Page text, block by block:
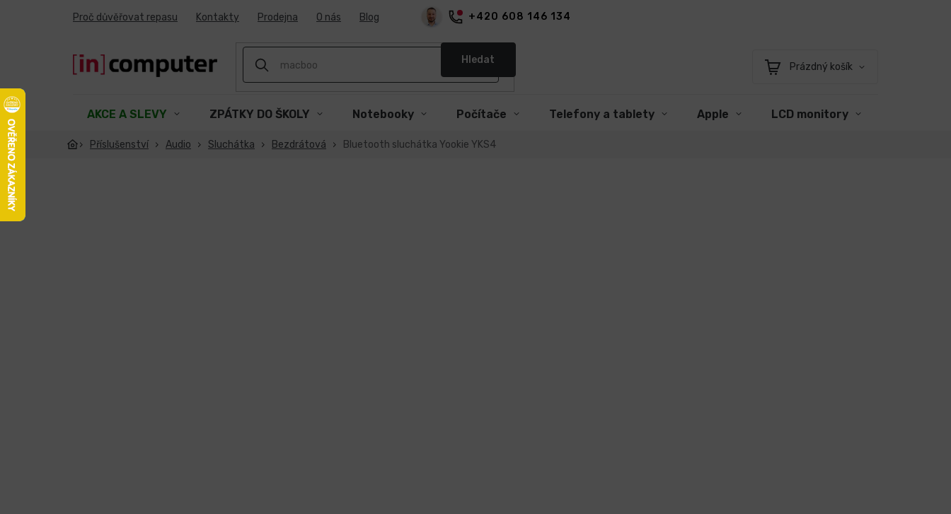
+420 608 146 134
Proč důvěřovat repasu Kontakty Prodejna O nás Blog
Hledat
Nákupní
Prázdný košík
AKCE A SLEVY ZPÁTKY DO ŠKOLY Notebooky Počítače Telefony a tablety Apple LCD monitory
Příslušenství Audio Sluchátka Bezdrátová Bluetooth sluchátka Yookie YKS4